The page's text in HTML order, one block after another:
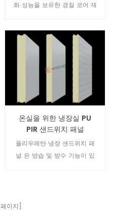
화 성능을 보유한 경질 코어 재
PIR 폼을 선택합니다. 초고온
안정성과 방화등급을 자랑하며,
프레온 배출이 없어 에너지 절
약 및 친환경적이어서 산업용
건물 및 냉장실 냉동고 프로젝
트에 널리 사용 됩니다 .
온실을 위한 냉장실 PU
PIR 샌드위치 패널
폴리우레탄 냉장 샌드위치 패
널 은 방습 및 방수 기능이 있
드는 현상을 제거합니다. 그것
페이지]